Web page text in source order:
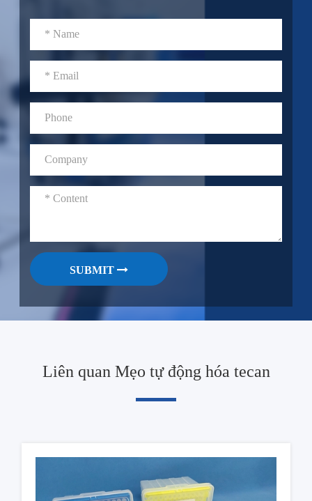
SUBMIT
Liên quan Mẹo tự động hóa tecan